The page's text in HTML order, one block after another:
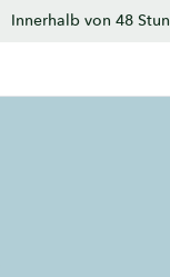
Innerhalb von 48